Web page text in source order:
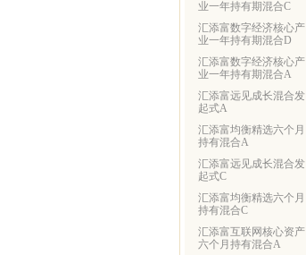
业一年持有期混合C
汇添富数字经济核心产
业一年持有期混合D
汇添富数字经济核心产
业一年持有期混合A
汇添富远见成长混合发
起式A
汇添富均衡精选六个月
持有混合A
汇添富远见成长混合发
起式C
汇添富均衡精选六个月
持有混合C
汇添富互联网核心资产
六个月持有混合A